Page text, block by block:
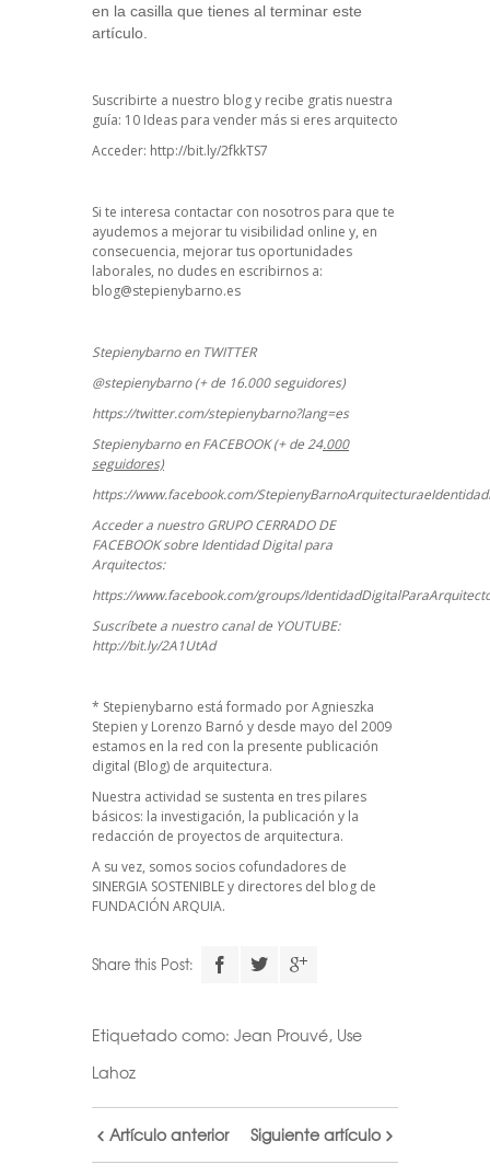
en la casilla que tienes al terminar este
artículo.
Suscribirte a nuestro blog y recibe gratis nuestra
guía: 10 Ideas para vender más si eres arquitecto
Acceder: http://bit.ly/2fkkTS7
Si te interesa contactar con nosotros para que te
ayudemos a mejorar tu visibilidad online y, en
consecuencia, mejorar tus oportunidades
laborales, no dudes en escribirnos a:
blog@stepienybarno.es
Stepienybarno en TWITTER
@stepienybarno (+ de 16.000 seguidores)
https://twitter.com/stepienybarno?lang=es
Stepienybarno en FACEBOOK (+ de 24.000
seguidores)
https://www.facebook.com/
Acceder a nuestro GRUPO CERRADO DE
FACEBOOK sobre Identidad Digital para
Arquitectos:
https://www.facebook.com/groups/
Suscríbete a nuestro canal de YOUTUBE:
http://bit.ly/2A1UtAd
* Stepienybarno está formado por Agnieszka
Stepien y Lorenzo Barnó y desde mayo del 2009
estamos en la red con la presente publicación
digital (Blog) de arquitectura.
Nuestra actividad se sustenta en tres pilares
básicos: la investigación, la publicación y la
redacción de proyectos de arquitectura.
A su vez, somos socios cofundadores de
SINERGIA SOSTENIBLEy directores del blog de
FUNDACIÓN ARQUIA.
Descarga el
Realiza tu suscripción a
al archivo descargable del
Share this Post:
Etiquetado como: Jean Prouvé, Use
Lahoz
Artículo anterior Siguiente artículo